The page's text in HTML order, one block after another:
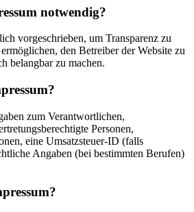
notwendig?
vorgeschrieben, um Transparenz zu
den Betreiber der Website zu
belangbar zu machen.
zum Verantwortlichen,
Personen,
eine Umsatzsteuer-ID (falls
Angaben (bei bestimmten Berufen)